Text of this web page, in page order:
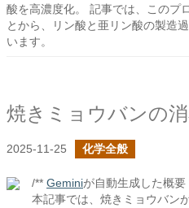
酸を高濃度化。 記事では、このプ
とから、リン酸と亜リン酸の製造
います。
焼きミョウバンの
2025-11-25 化学全般
/** Geminiが自動生成した概要
本記事では、焼きミョウバン